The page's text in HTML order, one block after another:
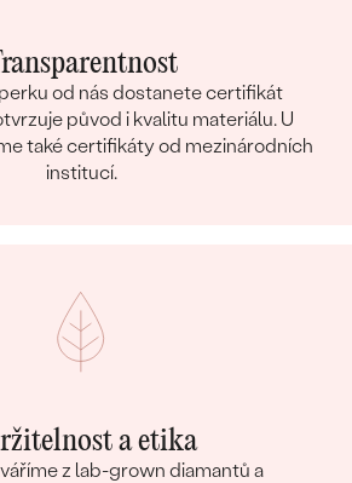
od nás dostanete certifikát
původ i kvalitu materiálu. U
také certifikáty od mezinárodních
institucí.
a etika
z lab-grown diamantů a